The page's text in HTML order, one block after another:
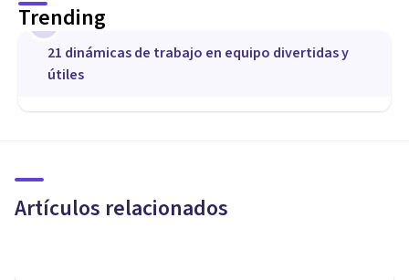
Trending
1
21 dinámicas de trabajo en equipo divertidas y
útiles
Artículos relacionados
Cómo alcanzar tus Objetivos
consejos